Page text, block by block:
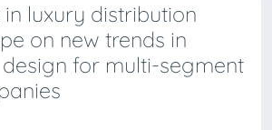
luxury distribution
on new trends in
for multi-segment